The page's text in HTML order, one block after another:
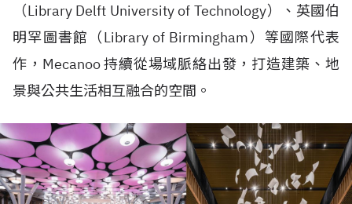
（Library Delft University of Technology）、英國伯
明罕圖書館（Library of Birmingham）等國際代表
作， Mecanoo持續從場域脈絡出發，打造建築、地
景與公共生活相互融合的空間。